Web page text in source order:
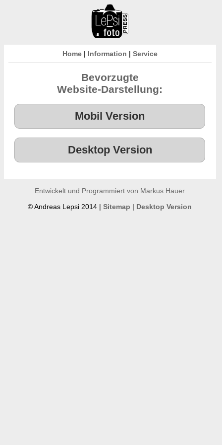
Home| Information | Service
Bevorzugte
Website-Darstellung:
Entwickelt und Programmiert von Markus Hauer
© Andreas Lepsi 2014 |Sitemap | Desktop Version